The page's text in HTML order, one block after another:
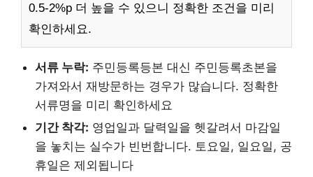
0.5-2%p 더 높을 수 있으니 정확한 조건을 미리
확인하세요.
서류 누락: 주민등록등본 대신 주민등록초본을
가져와서 재방문하는 경우가 많습니다. 정확한
서류명을 미리 확인하세요
기간 착각: 영업일과 달력일을 헷갈려서 마감일
을 놓치는 실수가 빈번합니다. 토요일, 일요일, 공
휴일은 제외됩니다